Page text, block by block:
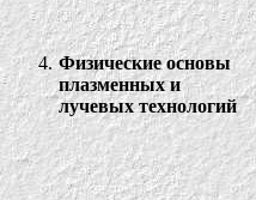
4. Физические основы
плазменных и
лучевых технологий